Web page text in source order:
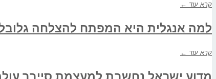
קרא עוד ←
למה אנגלית היא המפתח להצלחה
קרא עוד ←